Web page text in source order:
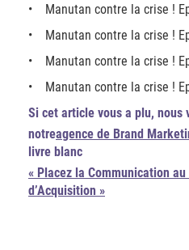
• Manutan contre la crise !
• Manutan contre la crise !
• Manutan contre la crise !
• Manutan contre la crise !
Si cet article vous a plu, nous
notreagence de Brand
livre blanc
« Placez la Communication
d’Acquisition »